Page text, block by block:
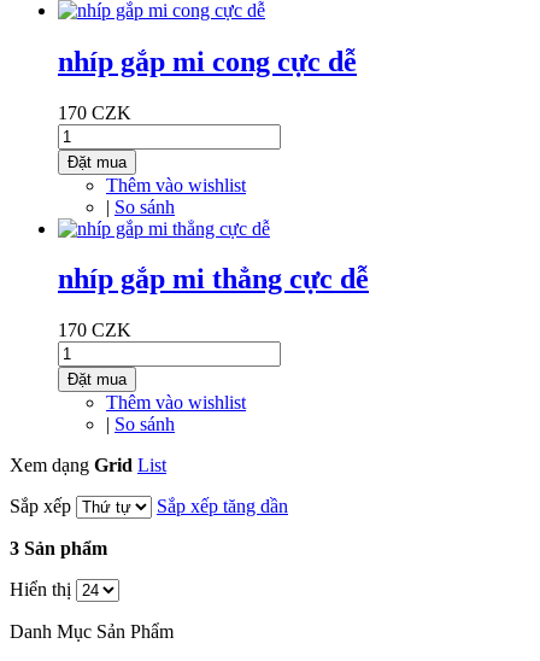
nhíp gắp mi cong cực dễ
170 CZK
Đặt mua
Thêm vào wishlist
| So sánh
nhíp gắp mi thẳng cực dễ
170 CZK
Đặt mua
Thêm vào wishlist
| So sánh
Xem dạng Grid List
Sắp xếp
Sắp xếp tăng dần
3 Sản phẩm
Hiển thị
Danh Mục Sản Phẩm